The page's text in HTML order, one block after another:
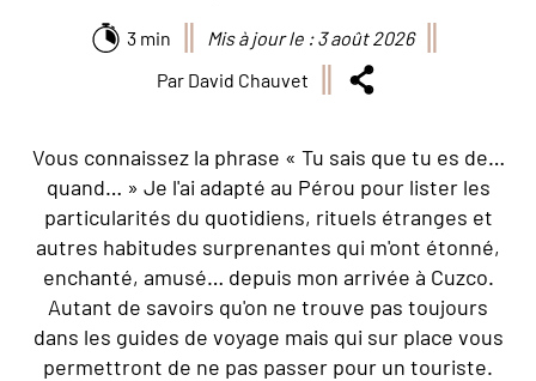
3 min
Mis à jour le : 3 août 2026
Par David Chauvet
Vous connaissez la phrase « Tu sais que tu es de…
quand… » Je l'ai adapté au Pérou pour lister les
particularités du quotidiens, rituels étranges et
autres habitudes surprenantes qui m'ont étonné,
enchanté, amusé… depuis mon arrivée à Cuzco.
Autant de savoirs qu'on ne trouve pas toujours
dans les guides de voyage mais qui sur place vous
permettront de ne pas passer pour un touriste.